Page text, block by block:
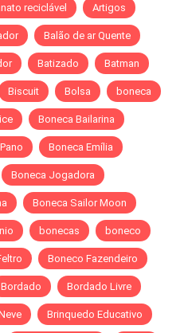
reciclável Artigos
Balão de ar Quente
Batizado Batman
Biscuit Bolsa boneca
Boneca Bailarina
Boneca Emília
Boneca Jogadora
Boneca Sailor Moon
bonecas boneco
Boneco Fazendeiro
Bordado Bordado Livre
Brinquedo Educativo